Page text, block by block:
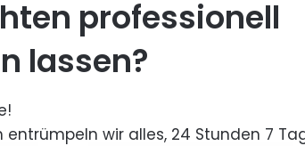
professionell
lassen?
wir alles, 24 Stunden 7